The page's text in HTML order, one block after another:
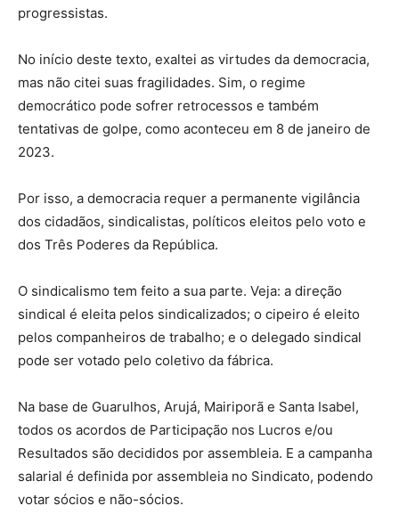
progressistas.
No início deste texto, exaltei as virtudes da democracia,
mas não citei suas fragilidades. Sim, o regime
democrático pode sofrer retrocessos e também
tentativas de golpe, como aconteceu em 8 de janeiro de
2023.
Por isso, a democracia requer a permanente vigilância
dos cidadãos, sindicalistas, políticos eleitos pelo voto e
dos Três Poderes da República.
O sindicalismo tem feito a sua parte. Veja: a direção
sindical é eleita pelos sindicalizados; o cipeiro é eleito
pelos companheiros de trabalho; e o delegado sindical
pode ser votado pelo coletivo da fábrica.
Na base de Guarulhos, Arujá, Mairiporã e Santa Isabel,
todos os acordos de Participação nos Lucros e/ou
Resultados são decididos por assembleia. E a campanha
salarial é definida por assembleia no Sindicato, podendo
votar sócios e não-sócios.